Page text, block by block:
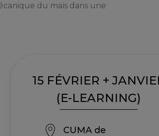
du maïs dans une
15 FÉVRIER +
(E-LEARNING)
CUMA de